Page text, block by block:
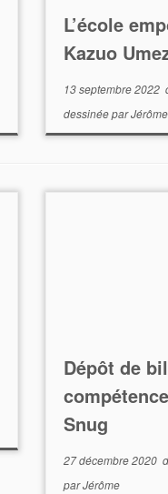
L’école
Kazuo
13 septembre 2022
dessinéeparJérôme
Dépôt de
Snug
27 décembre 2020
parJérôme